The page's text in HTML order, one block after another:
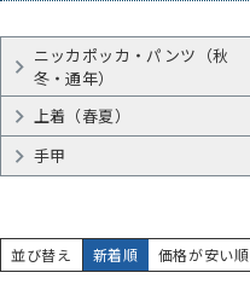
ニッカポッカ・パンツ（秋
冬・通年）
上着（春夏）
手甲
並び替え 新着順 価格が安い順